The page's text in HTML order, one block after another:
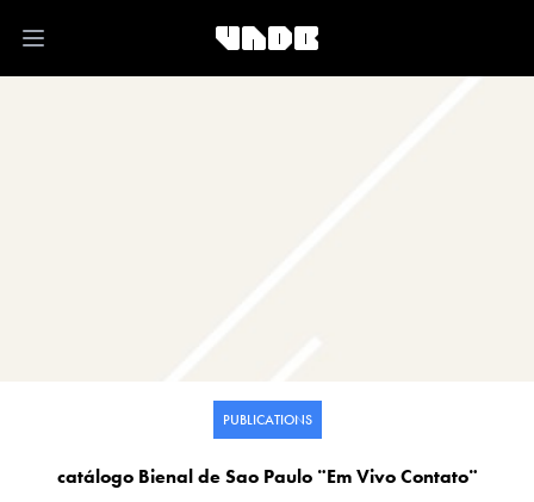
Open main menu
PUBLICATIONS
catálogo Bienal de Sao Paulo ¨Em Vivo Contato¨